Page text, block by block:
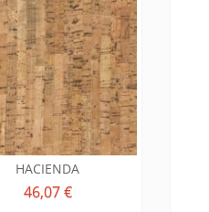
HACIENDA
46,07 €